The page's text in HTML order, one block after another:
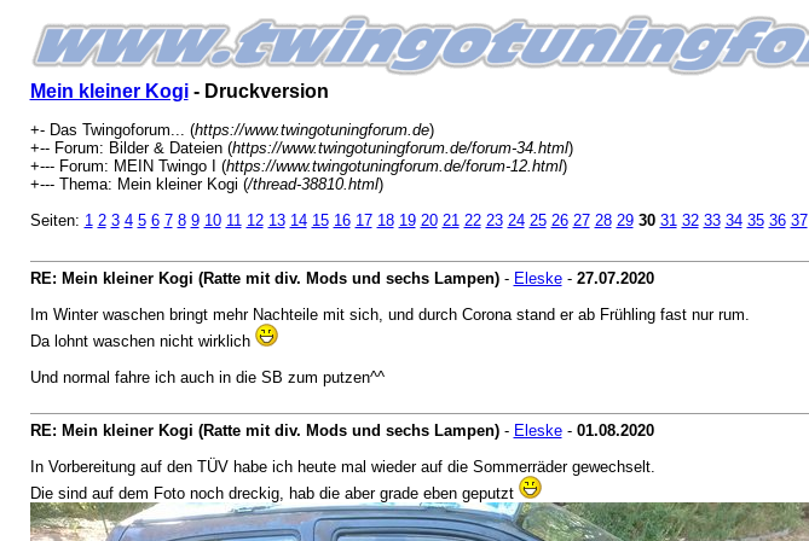
Mein kleiner Kogi- Druckversion
+- Das Twingoforum... (https://www.twingotuningforum.de)
+-- Forum: Bilder & Dateien (https://www.twingotuningforum.de/forum-34.html)
+--- Forum: MEIN Twingo I (https://www.twingotuningforum.de/forum-12.html)
+--- Thema: Mein kleiner Kogi (/thread-38810.html)
Seiten: 1 2 3 4 5 6 7 8 9 10 11 12 13 14 15 16 17 18 19 20 21 22 23 24 25 26 27 28 29 30 31 32 33 34 35 36 37
RE: Mein kleiner Kogi (Ratte mit div. Mods und sechs Lampen)- Eleske- 27.07.2020
Im Winter waschen bringt mehr Nachteile mit sich, und durch Corona stand er ab Frühling fast nur rum.
Da lohnt waschen nicht wirklich
Und normal fahre ich auch in die SB zum putzen^^
RE: Mein kleiner Kogi (Ratte mit div. Mods und sechs Lampen)- Eleske- 01.08.2020
In Vorbereitung auf den TÜV habe ich heute mal wieder auf die Sommerräder gewechselt.
Die sind auf dem Foto noch dreckig, hab die aber grade eben geputzt